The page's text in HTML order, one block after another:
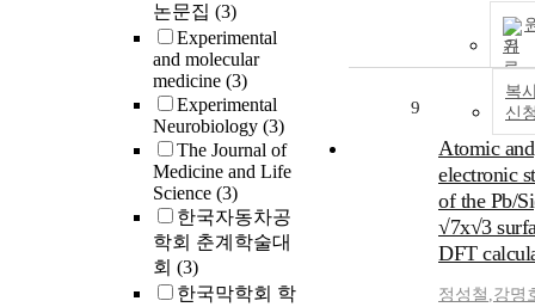
논문집 (3)
Experimental
and molecular
medicine (3)
Experimental
Neurobiology (3)
The Journal of
Medicine and Life
Science (3)
한국자동차공
학회 춘계학술대
회 (3)
한국막학회 학
기
복
신
9
Atomic and
electronic
of the Pb/
√7x√3
DFT
정성철 ,강명